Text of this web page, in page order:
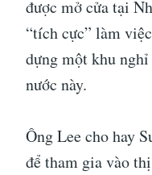
được mở cửa tại
“tích cực” làm
dựng một khu
nước này.
Ông Lee cho hay
để tham gia vào